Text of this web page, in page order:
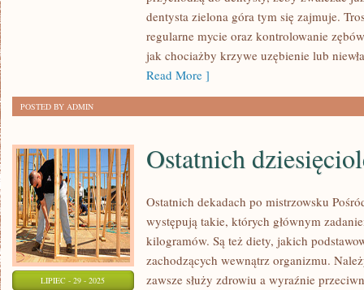
POWSZECHNIE
WYKONYWANE
dentysta zielona góra tym się zajmuje.
regularne mycie oraz kontrolowanie
jak chociażby krzywe uzębienie lub
Read More ]
POSTED BY ADMIN
LIPIEC - 29 - 2025
Ostatnich
Ostatnich dekadach po mistrzowsku
występują takie, których głównym
kilogramów. Są też diety, jakich
zachodzących wewnątrz organizmu.
zawsze służy zdrowiu a wyraźnie